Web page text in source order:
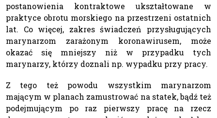
postanowienia kontraktowe ukształtowane w
praktyce obrotu morskiego na przestrzeni ostatnich
lat. Co więcej, zakres świadczeń przysługujących
marynarzom zarażonym koronawirusem, może
okazać się mniejszy niż w przypadku tych
marynarzy, którzy doznali np. wypadku przy pracy.
Z tego też powodu wszystkim marynarzom
mającym w planach zamustrować na statek, bądź też
podejmującym po raz pierwszy pracę na rzecz